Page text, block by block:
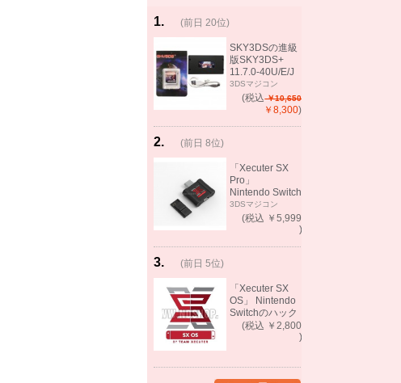
1.
rank
(前日 20位)
SKY3DSの進級
版SKY3DS+
11.7.0-40U/E/J
で起動可能
(MHX、FEifサポ
3DSマジコン
(税込￥10,650
￥8,300)
2.
rank
(前日 8位)
「Xecuter SX
Pro」
Nintendo Switch
バックアップゲ
ーム起動可能
3DSマジコン
(税込 ￥5,999
)
3.
rank
up!
(前日 5位)
「Xecuter SX
OS」 Nintendo
Switchのハック
ツール バック
(税込 ￥2,800
)